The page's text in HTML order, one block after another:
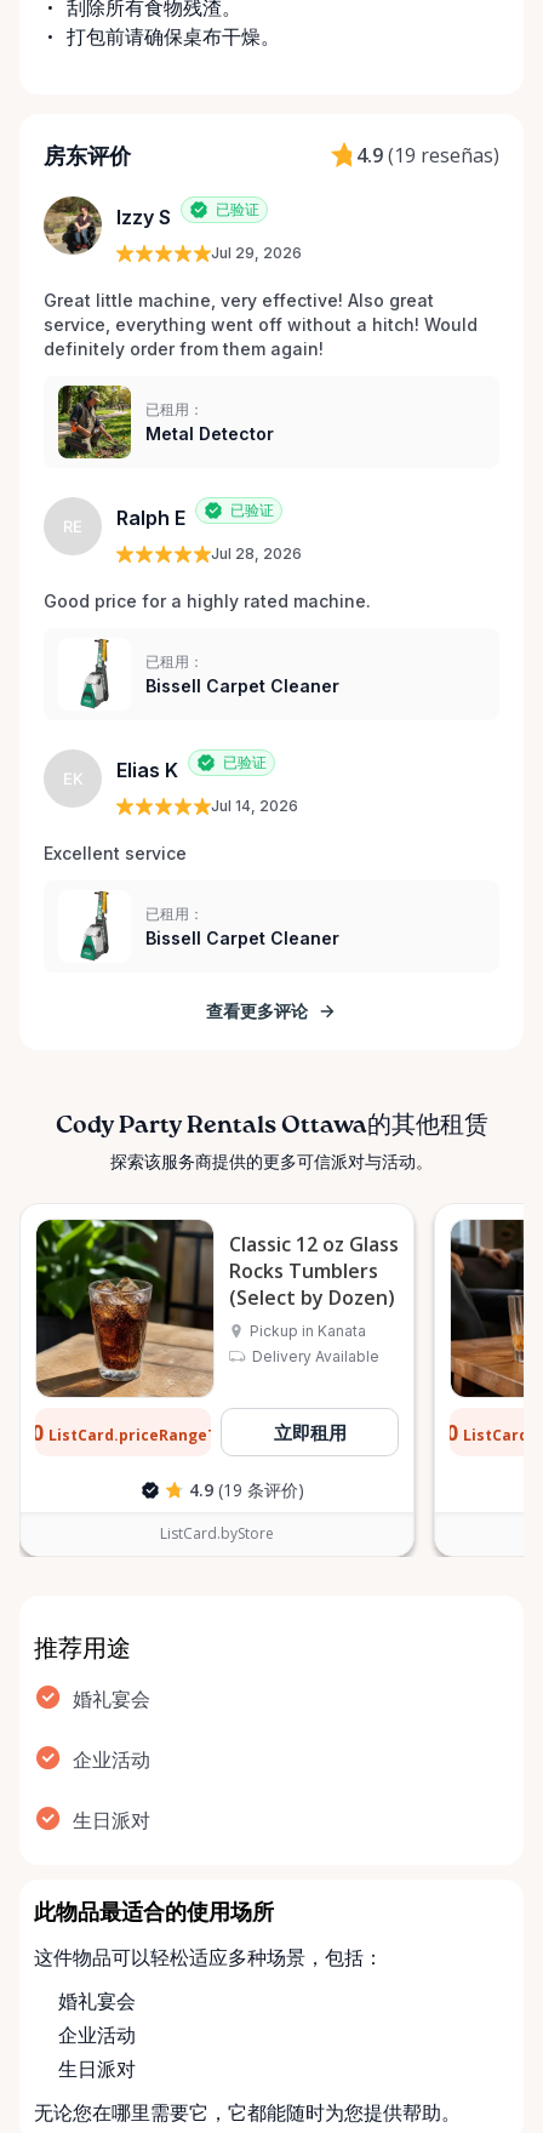
刮除所有食物残渣。
打包前请确保桌布干燥。
房东评价 4.9(19 reseñas)
Izzy S 已验证
Jul 29, 2026
Great little machine, very effective! Also great
service, everything went off without a hitch! Would
definitely order from them again!
已租用：
Metal Detector
RE Ralph E 已验证
Jul 28, 2026
Good price for a highly rated machine.
已租用：
Bissell Carpet Cleaner
EK Elias K 已验证
Jul 14, 2026
Excellent service
已租用：
Bissell Carpet Cleaner
查看更多评论
Cody Party Rentals Ottawa的其他租赁
探索该服务商提供的更多可信派对与活动。
Classic 12 oz Glass
Rocks Tumblers
(Select by Dozen)
Pickup in Kanata
Delivery Available
ListCard.priceRangeTo 立即租用
4.9 (19 条评价)
ListCard.byStore
$0.10
推荐用途
婚礼宴会
企业活动
生日派对
此物品最适合的使用场所
这件物品可以轻松适应多种场景，包括：
婚礼宴会
企业活动
生日派对
无论您在哪里需要它，它都能随时为您提供帮助。